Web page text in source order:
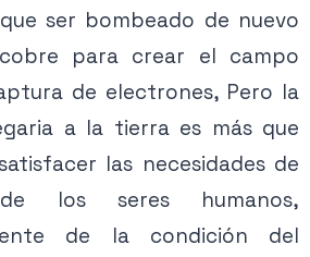
ser bombeado de nuevo
para crear el campo
de electrones, Pero la
a la tierra es más que
las necesidades de
los seres humanos,
de la condición del